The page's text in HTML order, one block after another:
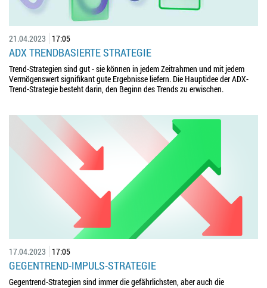
21.04.2023 17:05
ADX TRENDBASIERTE STRATEGIE
Trend-Strategien sind gut - sie können in jedem Zeitrahmen und mit jedem
Vermögenswert signifikant gute Ergebnisse liefern. Die Hauptidee der ADX-
Trend-Strategie besteht darin, den Beginn des Trends zu erwischen.
17.04.2023 17:05
GEGENTREND-IMPULS-STRATEGIE
Gegentrend-Strategien sind immer die gefährlichsten, aber auch die